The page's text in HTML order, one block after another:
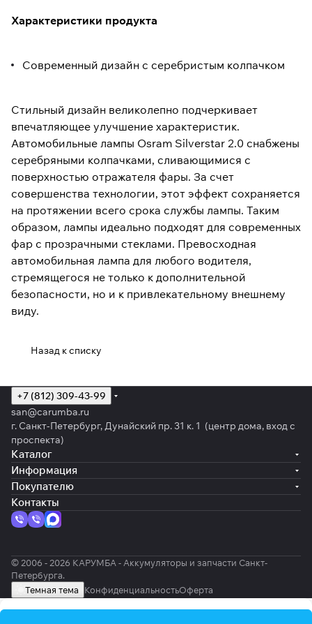
Характеристики продукта
Современный дизайн с серебристым колпачком
Стильный дизайн великолепно подчеркивает
впечатляющее улучшение характеристик.
Автомобильные лампы Osram Silverstar 2.0 снабжены
серебряными колпачками, сливающимися с
поверхностью отражателя фары. За счет
совершенства технологии, этот эффект сохраняется
на протяжении всего срока службы лампы. Таким
образом, лампы идеально подходят для современных
фар с прозрачными стеклами. Превосходная
автомобильная лампа для любого водителя,
стремящегося не только к дополнительной
безопасности, но и к привлекательному внешнему
виду.
Назад к списку
+7 (812) 309-43-99
san@carumba.ru
г. Санкт-Петербург, Дунайский пр. 31 к. 1 (центр дома, вход с
проспекта)
Каталог
Информация
Покупателю
Контакты
© 2006 - 2026 КАРУМБА - Аккумуляторы и запчасти Санкт-
Петербурга.
Темная тема
КонфиденциальностьОферта